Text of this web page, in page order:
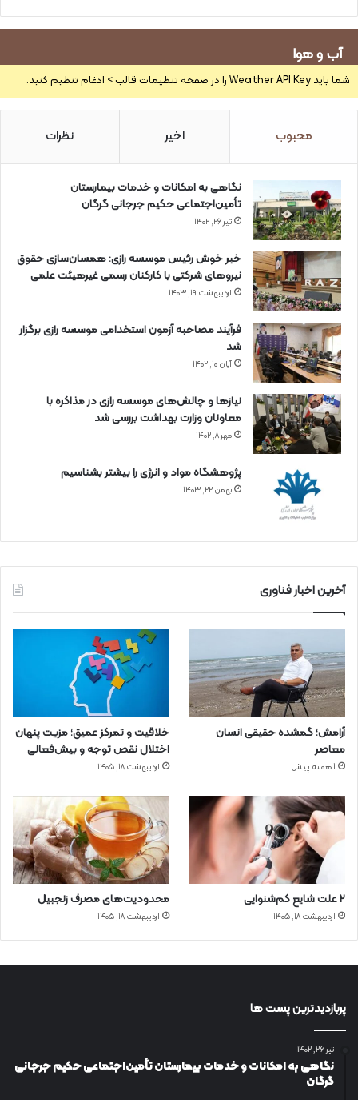
آب و هوا
شما باید Weather API Key را در صفحه تنظیمات قالب > ادغام تنظیم کنید.
محبوب اخیر نظرات
نگاهی به امکانات و خدمات بیمارستان
تأمین‌اجتماعی حکیم جرجانی گرگان
تیر ۲۶, ۱۴۰۲
خبر خوش رئیس موسسه رازی: همسان‌سازی حقوق
نیروهای شرکتی با کارکنان رسمی غیرهیئت علمی
اردیبهشت ۱۹, ۱۴۰۳
فرآیند مصاحبه آزمون استخدامی موسسه رازی برگزار
شد
آبان ۱۰, ۱۴۰۲
نیازها و چالش‌های موسسه رازی در مذاکره با
معاونان وزارت بهداشت بررسی شد
مهر ۸, ۱۴۰۲
پژوهشگاه مواد و انرژی را بیشتر بشناسیم
بهمن ۲۲, ۱۴۰۳
آخرین اخبار فناوری
آرامش؛ گمشده حقیقی انسان
معاصر
1 هفته پیش
خلاقیت و تمرکز عمیق؛ مزیت پنهان
اختلال نقص توجه و بیش‌فعالی
اردیبهشت ۱۸, ۱۴۰۵
۲ علت شایع‌ کم‌شنوایی
اردیبهشت ۱۸, ۱۴۰۵
محدودیت‌های مصرف زنجبیل
اردیبهشت ۱۸, ۱۴۰۵
پربازدیدترین پست ها
تیر ۲۶, ۱۴۰۲
نگاهی به امکانات و خدمات بیمارستان تأمین‌اجتماعی حکیم جرجانی
گرگان